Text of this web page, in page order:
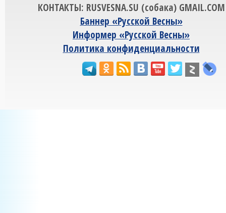
КОНТАКТЫ: RUSVESNA.SU (собака) GMAIL.COM
Баннер «Русской Весны»
Информер «Русской Весны»
Политика конфиденциальности